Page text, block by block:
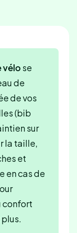
vélo se
de
de vos
(bib
sur
la taille,
et
en cas de
confort